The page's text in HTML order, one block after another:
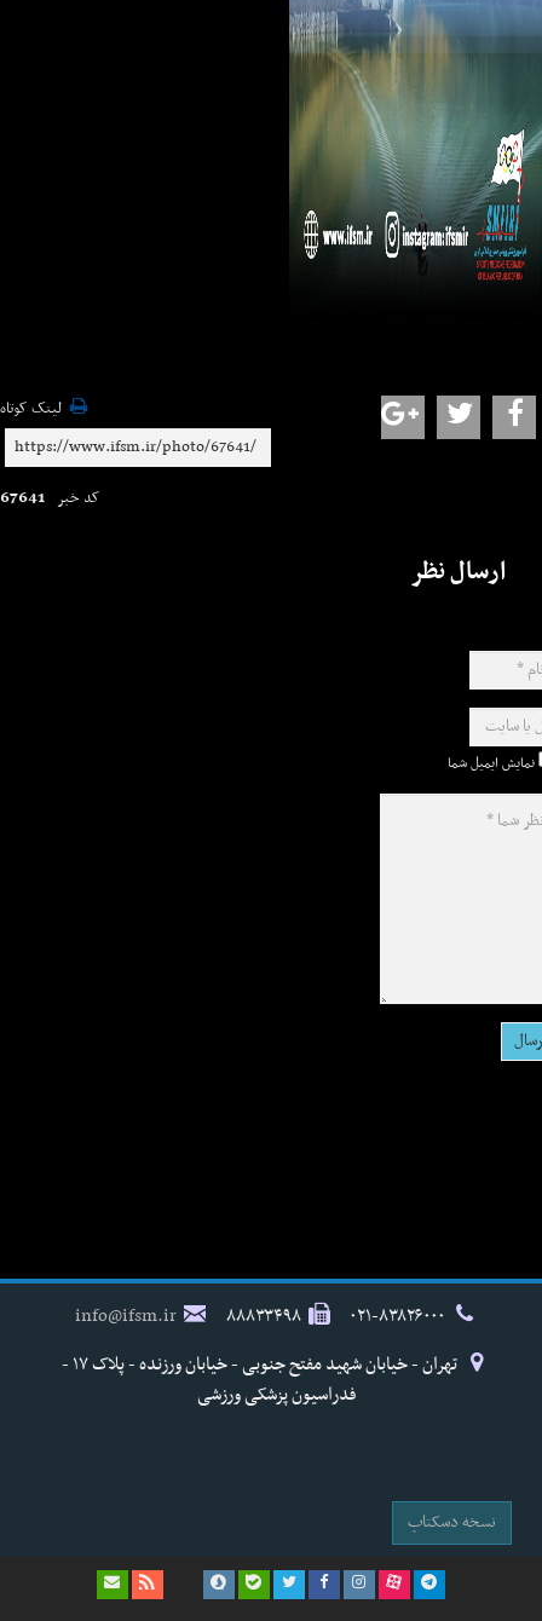
لینک کوتاه
کد خبر 67641
ارسال نظر
نمایش ایمیل شما
۸۸۸۳۳۴۹۸
info@ifsm.ir
تهران - خیابان شهید مفتح جنوبی - خیابان ورزنده - پلاک ۱۷ -
فدراسیون پزشکی ورزشی
نسخه دسکتاپ